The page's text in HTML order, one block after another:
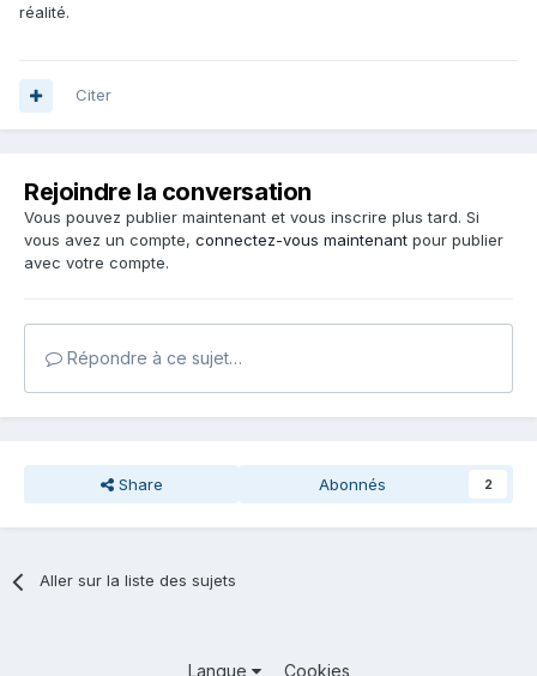
réalité.
Citer
Rejoindre la conversation
Vous pouvez publier maintenant et vous inscrire plus tard. Si
vous avez un compte, connectez-vous maintenant pour publier
avec votre compte.
Répondre à ce sujet…
Share Abonnés 2
Aller sur la liste des sujets
Langue Cookies